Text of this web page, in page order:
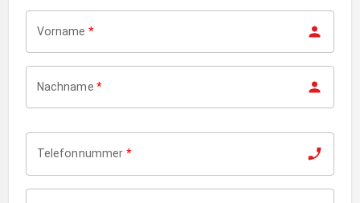
Vorname *
Nachname *
Telefonnummer *